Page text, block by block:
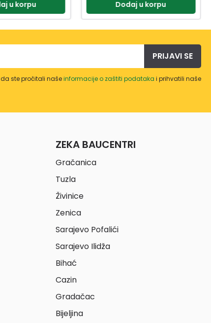
u korpu Dodaj u korpu
PRIJAVI SE
ste pročitali našeinformacije o zaštiti podataka i prihvatili naše
ZEKA BAUCENTRI
Gračanica
Tuzla
Živinice
Zenica
Sarajevo Pofalići
Sarajevo Ilidža
Bihać
Cazin
Gradačac
Bijeljina